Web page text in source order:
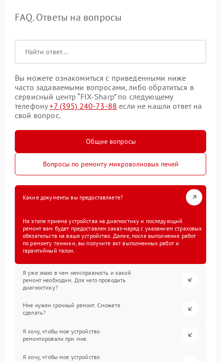
FAQ. Ответы на вопросы
Вы можете ознакомиться с приведенными ниже
часто задаваемыми вопросами, либо обратиться в
сервисный центр “FIX-Sharp” по следующему
телефону+7 (395) 240-73-88 если не нашли ответ на
свой вопрос.
Общие вопросы
Вопросы по ремонту микроволновых печей
Какие документы вы предоставляете?
На этапе приема устройства на диагностику и последующий
ремонт вам будет предоставлен заказ-наряд с указанием страховых
обязательств на ваше устройство. Далее, после выполнения работ
по ремонту техники, вы получите акт выполненных работ и
гарантийный талон.
Я уже знаю в чем неисправность и какой
ремонт необходим. Для чего проводить
диагностику?
Мне нужен срочный ремонт. Сможете
сделать?
Я хочу, чтобы мое устройство
ремонтировали при мне.
Я хочу, чтобы мое устройство